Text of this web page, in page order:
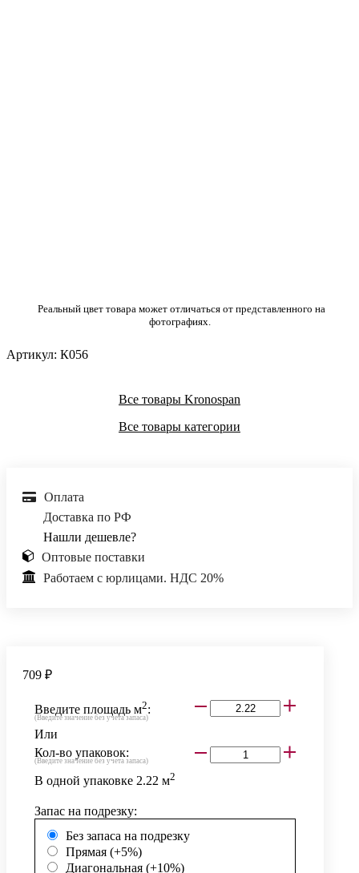
Реальный цвет товара может отличаться от представленного на
фотографиях.
Артикул: К056
Все товары Kronospan
Все товары категории
Оплата
Доставка по РФ
Нашли дешевле?
Оптовые поставки
Работаем с юрлицами. НДС 20%
709 ₽
Введите площадь м2:
(Введите значение без учета запаса)
Или
Кол-во упаковок:
(Введите значение без учета запаса)
В одной упаковке 2.22 м2
Запас на подрезку:
Без запаса на подрезку
Прямая (+5%)
Диагональная (+10%)